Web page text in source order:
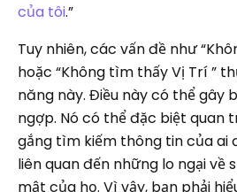
của tôi.”
Tuy nhiên, các vấn đề như
hoặc “Không tìm thấy Vị Trí ”
năng này. Điều này có thể gây
ngợp. Nó có thể đặc biệt quan
gắng tìm kiếm thông tin của ai
liên quan đến những lo ngại về
mật của họ. Vì vậy, bạn phải